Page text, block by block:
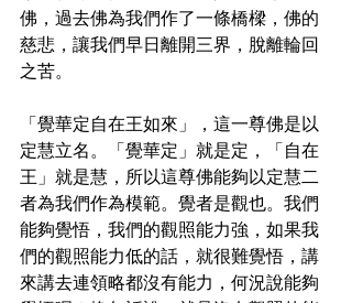
佛，過去佛為我們作了一條橋樑，佛的
慈悲，讓我們早日離開三界，脫離輪回
之苦。
「覺華定自在王如來」，這一尊佛是以
定慧立名。「覺華定」就是定，「自在
王」就是慧，所以這尊佛能夠以定慧二
者為我們作為模範。覺者是觀也。我們
能夠覺悟，我們的觀照能力強，如果我
們的觀照能力低的話，就很難覺悟，講
來講去連領略都沒有能力，何況說能夠